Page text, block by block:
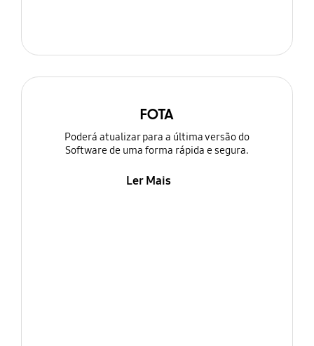
FOTA
Poderá atualizar para a última versão do
Software de uma forma rápida e segura.
Ler Mais